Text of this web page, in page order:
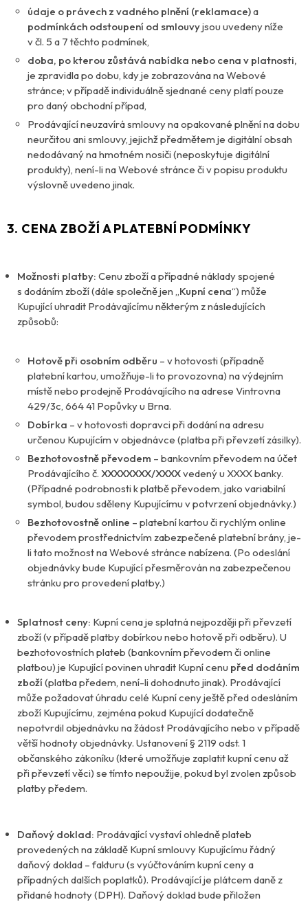
údaje o právech z vadného plnění (reklamace)a
podmínkách odstoupení od smlouvyjsou uvedeny níže
v čl. 5 a 7 těchto podmínek,
doba, po kterou zůstává nabídka nebo cena v platnosti,
je zpravidla po dobu, kdy je zobrazována na Webové
stránce; v případě individuálně sjednané ceny platí pouze
pro daný obchodní případ,
Prodávající neuzavírá smlouvy na opakované plnění na dobu
neurčitou ani smlouvy, jejichž předmětem je digitální obsah
nedodávaný na hmotném nosiči (neposkytuje digitální
produkty), není-li na Webové stránce či v popisu produktu
výslovně uvedeno jinak.
3. CENA ZBOŽÍ A PLATEBNÍ PODMÍNKY
Možnosti platby: Cenu zboží a případné náklady spojené
s dodáním zboží (dále společně jen „Kupní cena“) může
Kupující uhradit Prodávajícímu některým z následujících
způsobů:
Hotově při osobním odběru – v hotovosti (případně
platební kartou, umožňuje-li to provozovna) na výdejním
místě nebo prodejně Prodávajícího na adrese Vintrovna
429/3c, 664 41 Popůvky u Brna.
Dobírka – v hotovosti dopravci při dodání na adresu
určenou Kupujícím v objednávce (platba při převzetí zásilky).
Bezhotovostně převodem – bankovním převodem na účet
Prodávajícího č. XXXXXXXX/XXXXvedený u XXXX banky.
(Případné podrobnosti k platbě převodem, jako variabilní
symbol, budou sděleny Kupujícímu v potvrzení objednávky.)
Bezhotovostně online – platební kartou či rychlým online
převodem prostřednictvím zabezpečené platební brány, je-
li tato možnost na Webové stránce nabízena. (Po odeslání
objednávky bude Kupující přesměrován na zabezpečenou
stránku pro provedení platby.)
Splatnost ceny: Kupní cena je splatná nejpozději při převzetí
zboží (v případě platby dobírkou nebo hotově při odběru). U
bezhotovostních plateb (bankovním převodem či online
platbou) je Kupující povinen uhradit Kupní cenu před dodáním
zboží(platba předem, není-li dohodnuto jinak). Prodávající
může požadovat úhradu celé Kupní ceny ještě před odesláním
zboží Kupujícímu, zejména pokud Kupující dodatečně
nepotvrdil objednávku na žádost Prodávajícího nebo v případě
větší hodnoty objednávky. Ustanovení § 2119 odst. 1
občanského zákoníku (které umožňuje zaplatit kupní cenu až
při převzetí věci) se tímto nepoužije, pokud byl zvolen způsob
platby předem.
Daňový doklad: Prodávající vystaví ohledně plateb
provedených na základě Kupní smlouvy Kupujícímu řádný
daňový doklad – fakturu (s vyúčtováním kupní ceny a
případných dalších poplatků). Prodávající je plátcem daně z
přidané hodnoty (DPH). Daňový doklad bude přiložen